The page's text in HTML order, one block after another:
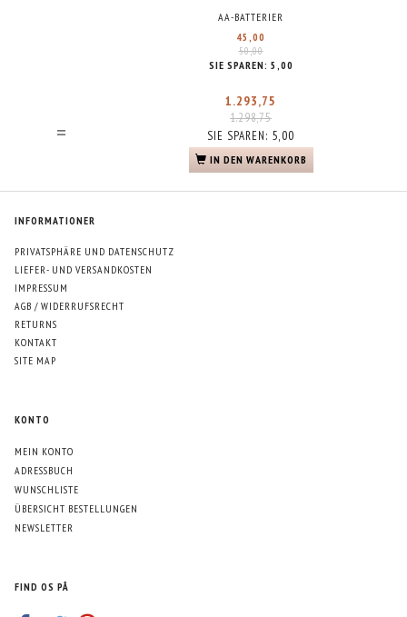
AA-BATTERIER
45,00
50,00
SIE SPAREN: 5,00
=
1.293,75
1.298,75
SIE SPAREN: 5,00
IN DEN WARENKORB
INFORMATIONER
PRIVATSPHÄRE UND DATENSCHUTZ
LIEFER- UND VERSANDKOSTEN
IMPRESSUM
AGB / WIDERRUFSRECHT
RETURNS
KONTAKT
SITE MAP
KONTO
MEIN KONTO
ADRESSBUCH
WUNSCHLISTE
ÜBERSICHT BESTELLUNGEN
NEWSLETTER
FIND OS PÅ